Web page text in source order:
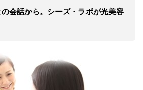
会話から。シーズ・ラボが光美容